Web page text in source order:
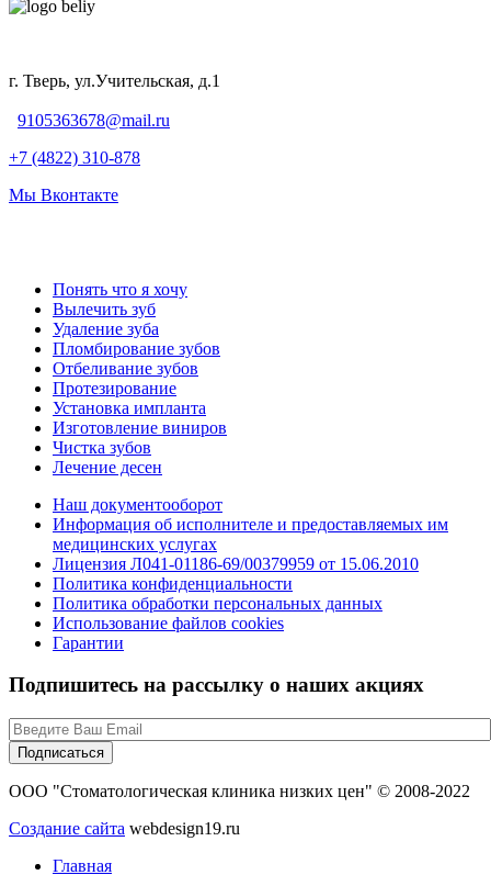
г. Тверь, ул.Учительская, д.1
9105363678@mail.ru
+7 (4822) 310-878
Мы Вконтакте
Понять что я хочу
Вылечить зуб
Удаление зуба
Пломбирование зубов
Отбеливание зубов
Протезирование
Установка импланта
Изготовление виниров
Чистка зубов
Лечение десен
Наш документооборот
Информация об исполнителе и предоставляемых им
медицинских услугах
Лицензия Л041-01186-69/00379959 от 15.06.2010
Политика конфиденциальности
Политика обработки персональных данных
Использование файлов cookies
Гарантии
Подпишитесь на рассылку о наших акциях
ООО "Стоматологическая клиника низких цен" © 2008-2022
Создание сайта webdesign19.ru
Главная